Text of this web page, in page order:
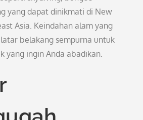
yang dapat dinikmati di New
Asia. Keindahan alam yang
belakang sempurna untuk
yang ingin Anda abadikan.